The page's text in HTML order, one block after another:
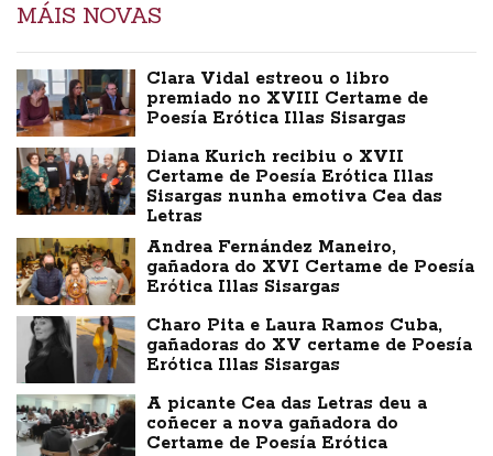
MÁIS NOVAS
Clara Vidal estreou o libro
premiado no XVIII Certame de
Poesía Erótica Illas Sisargas
Diana Kurich recibiu o XVII
Certame de Poesía Erótica Illas
Sisargas nunha emotiva Cea das
Letras
Andrea Fernández Maneiro,
gañadora do XVI Certame de Poesía
Erótica Illas Sisargas
Charo Pita e Laura Ramos Cuba,
gañadoras do XV certame de Poesía
Erótica Illas Sisargas
A picante Cea das Letras deu a
coñecer a nova gañadora do
Certame de Poesía Erótica